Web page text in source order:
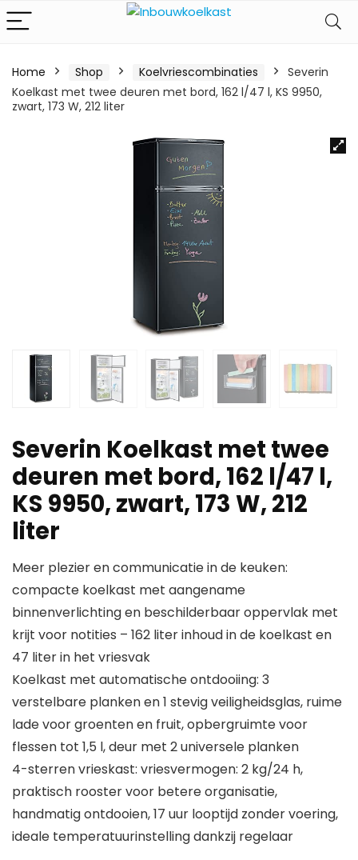
Home Shop Koelvriescombinaties
Severin
Koelkast met twee deuren met bord, 162 l/47 l, KS 9950,
zwart, 173 W, 212 liter
Severin Koelkast met twee
deuren met bord, 162 l/47 l,
KS 9950, zwart, 173 W, 212
liter
Meer plezier en communicatie in de keuken:
compacte koelkast met aangename
binnenverlichting en beschilderbaar oppervlak met
krijt voor notities – 162 liter inhoud in de koelkast en
47 liter in het vriesvak
Koelkast met automatische ontdooiing: 3
verstelbare planken en 1 stevig veiligheidsglas, ruime
lade voor groenten en fruit, opbergruimte voor
flessen tot 1,5 l, deur met 2 universele planken
4-sterren vrieskast: vriesvermogen: 2 kg/24 h,
praktisch rooster voor betere organisatie,
handmatig ontdooien, 17 uur looptijd zonder voering,
ideale temperatuurinstelling dankzij regelaar